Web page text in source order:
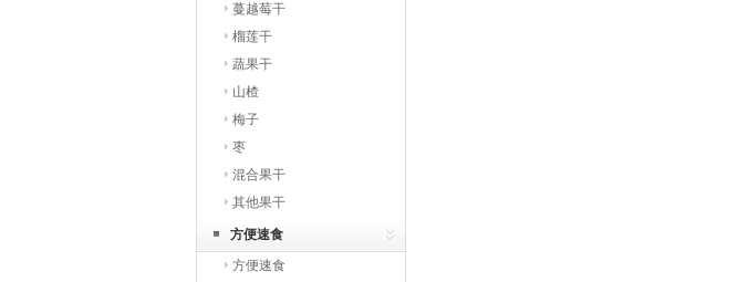
蔓越莓干
榴莲干
蔬果干
山楂
梅子
枣
混合果干
其他果干
方便速食
方便速食